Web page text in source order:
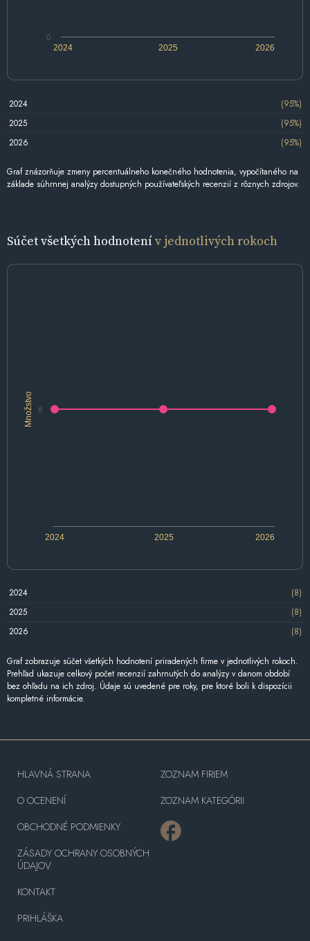
2024 2025 2026
0
2024
(95%)
2025
(95%)
2026
(95%)
Graf znázorňuje zmeny percentuálneho konečného hodnotenia, vypočítaného na
základe súhrnnej analýzy dostupných používateľských recenzií z rôznych zdrojov.
Súčet všetkých hodnotenív jednotlivých rokoch
Množstvo
2024 2026
2025
8
2024
(8)
2025
(8)
2026
(8)
Graf zobrazuje súčet všetkých hodnotení priradených firme v jednotlivých rokoch.
Prehľad ukazuje celkový počet recenzií zahrnutých do analýzy v danom období
bez ohľadu na ich zdroj. Údaje sú uvedené pre roky, pre ktoré boli k dispozícii
kompletné informácie.
HLAVNÁ STRANA
O OCENENÍ
OBCHODNÉ PODMIENKY
ZÁSADY OCHRANY OSOBNÝCH
ÚDAJOV
KONTAKT
PRIHLÁŠKA
ZOZNAM FIRIEM
ZOZNAM KATEGÓRII